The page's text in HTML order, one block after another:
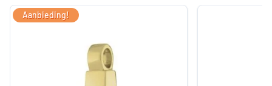
Aanbieding!